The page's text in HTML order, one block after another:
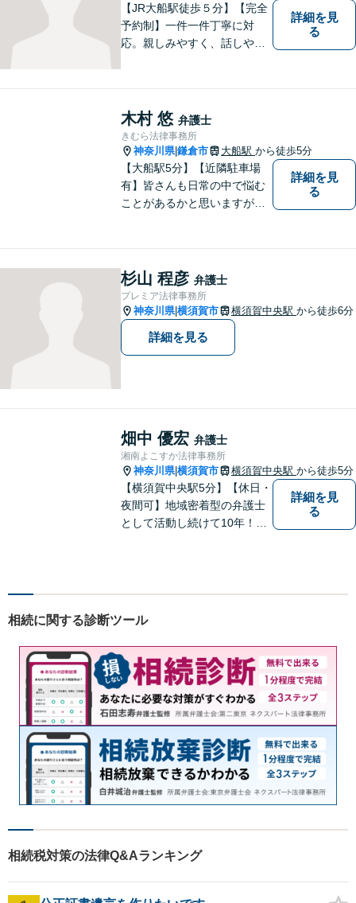
【JR大船駅徒歩５分】【完全
予約制】一件一件丁寧に対
応。親しみやすく、話しやす
お問い合わせください。
詳細を見
る
木村 悠 弁護士
きむら法律事務所
神奈川県|鎌倉市 大船駅 から徒歩5分
【大船駅5分】【近隣駐車場
有】皆さんも日常の中で悩む
ことがあるかと思いますが、
方々により良い法律サービス
を届けていきたいと思いま
す。 ぜひご相談ください。
詳細を見
る
杉山 程彦 弁護士
プレミア法律事務所
神奈川県|横須賀市 横須賀中央駅 から徒歩6分
詳細を見る
畑中 優宏 弁護士
湘南よこすか法律事務所
神奈川県|横須賀市 横須賀中央駅 から徒歩5分
【横須賀中央駅5分】【休日・
夜間可】地域密着型の弁護士
として活動し続けて10年！豊
可】【女性弁護士在籍】
詳細を見
る
相続に関する診断ツール
相続税対策の法律Q&Aランキング